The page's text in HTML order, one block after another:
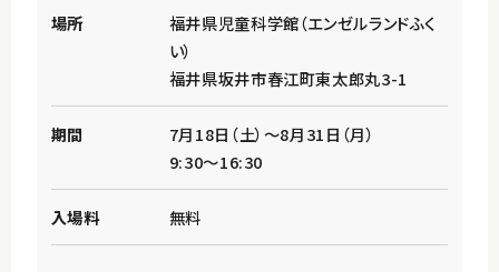
場所
福井県児童科学館（エンゼルランドふく
い）
福井県坂井市春江町東太郎丸3-1
期間
7月18日（土）～8月31日（月）
9:30～16:30
入場料 無料